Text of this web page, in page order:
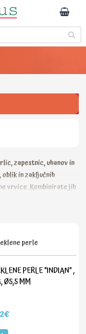
zapestnic, uhanov in
in zaključnih
vrvice. Kombinirate jih
nakita si lahko
PERLE "INDIAN" ,
Ø5,5 MM